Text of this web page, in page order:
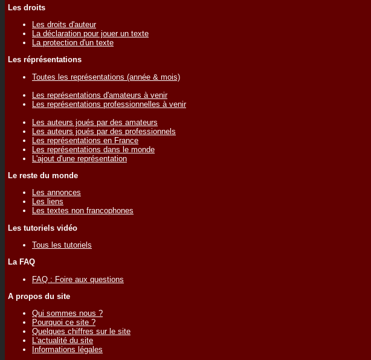
Les droits
Les droits d'auteur
La déclaration pour jouer un texte
La protection d'un texte
Les réprésentations
Toutes les représentations (année & mois)
Les représentations d'amateurs à venir
Les représentations professionnelles à venir
Les auteurs joués par des amateurs
Les auteurs joués par des professionnels
Les représentations en France
Les représentations dans le monde
L'ajout d'une représentation
Le reste du monde
Les annonces
Les liens
Les textes non francophones
Les tutoriels vidéo
Tous les tutoriels
La FAQ
FAQ : Foire aux questions
A propos du site
Qui sommes nous ?
Pourquoi ce site ?
Quelques chiffres sur le site
L'actualité du site
Informations légales